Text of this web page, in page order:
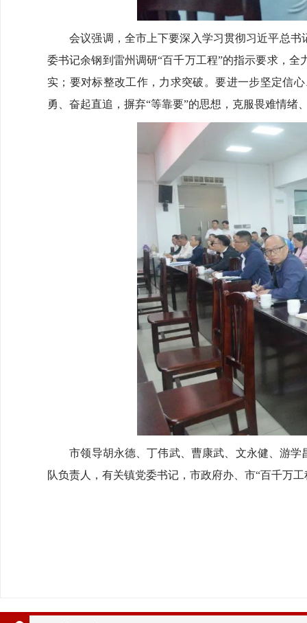
会议强调，全市上下要深入学习贯彻习近平总书
委书记余钢到雷州调研“百千万工程”的指示要求，
实；要对标整改工作，力求突破。要进一步坚定信
勇、奋起直追，摒弃“等靠要”的思想，克服畏难情
市领导胡永德、丁伟武、曹康武、文永健、游学
队负责人，有关镇党委书记，市政府办、市“百千万